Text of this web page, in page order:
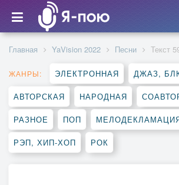
Главная YaVision 2022 Песни Текст
ЖАНРЫ: ЭЛЕКТРОННАЯ ДЖАЗ,
АВТОРСКАЯ НАРОДНАЯ
РАЗНОЕ ПОП
РЭП, ХИП-ХОП РОК